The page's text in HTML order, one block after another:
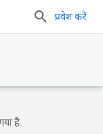
प्रवेश करें
है.